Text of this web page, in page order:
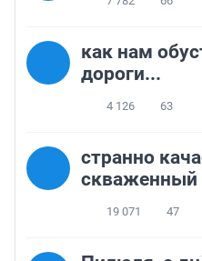
как нам
дороги...
4 126 63
странно
скваженный
19 071 47